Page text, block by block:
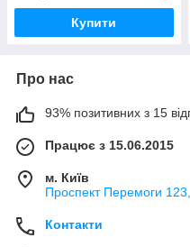
Купити
Про нас
93% позитивних з 15
Працює з 15.06.2015
м. Київ
Проспект Перемоги
Контакти